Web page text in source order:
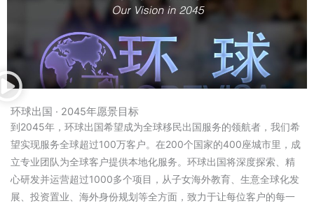
环球出国 · 2045年愿景目标
到2045年，环球出国希望成为全球移民出国服务的领航者，我们希
望实现服务全球超过100万客户。在200个国家的400座城市里，成
立专业团队为全球客户提供本地化服务。环球出国将深度探索、精
心研发并运营超过1000多个项目，从子女海外教育、生意全球化发
展、投资置业、海外身份规划等全方面，致力于让每位客户的每一